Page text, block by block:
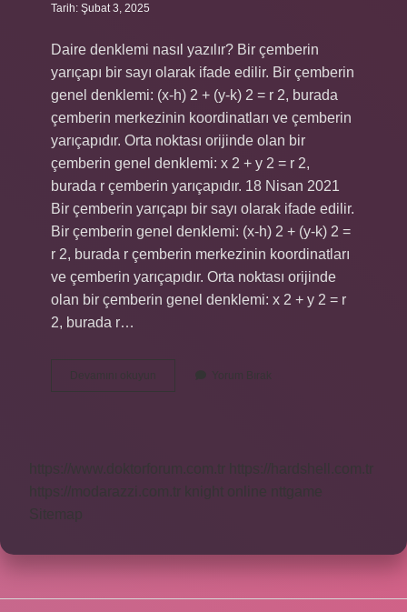
Tarih: Şubat 3, 2025
Daire denklemi nasıl yazılır? Bir çemberin
yarıçapı bir sayı olarak ifade edilir. Bir çemberin
genel denklemi: (x-h) 2 + (y-k) 2 = r 2, burada
çemberin merkezinin koordinatları ve çemberin
yarıçapıdır. Orta noktası orijinde olan bir
çemberin genel denklemi: x 2 + y 2 = r 2,
burada r çemberin yarıçapıdır. 18 Nisan 2021
Bir çemberin yarıçapı bir sayı olarak ifade edilir.
Bir çemberin genel denklemi: (x-h) 2 + (y-k) 2 =
r 2, burada r çemberin merkezinin koordinatları
ve çemberin yarıçapıdır. Orta noktası orijinde
olan bir çemberin genel denklemi: x 2 + y 2 = r
2, burada r…
Devamını okuyun
Çemberin
Denklemi
Yorum Bırak
https://www.doktorforum.com.tr
https://hardshell.com.tr
https://modarazzi.com.tr knight online
nttgame
Sitemap